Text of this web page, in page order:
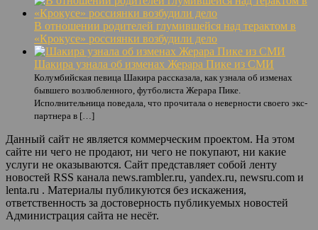
В отношении родителей глумившейся над терактом в
«Крокусе» россиянки возбудили дело
Шакира узнала об изменах Жерара Пике из СМИ
Колумбийская певица Шакира рассказала, как узнала об изменах
бывшего возлюбленного, футболиста Жерара Пике.
Исполнительница поведала, что прочитала о неверности своего экс-
партнера в […]
Данный сайт не является коммерческим проектом. На этом
сайте ни чего не продают, ни чего не покупают, ни какие
услуги не оказываются. Сайт представляет собой ленту
новостей RSS канала news.rambler.ru, yandex.ru, newsru.com и
lenta.ru . Материалы публикуются без искажения,
ответственность за достоверность публикуемых новостей
Администрация сайта не несёт.